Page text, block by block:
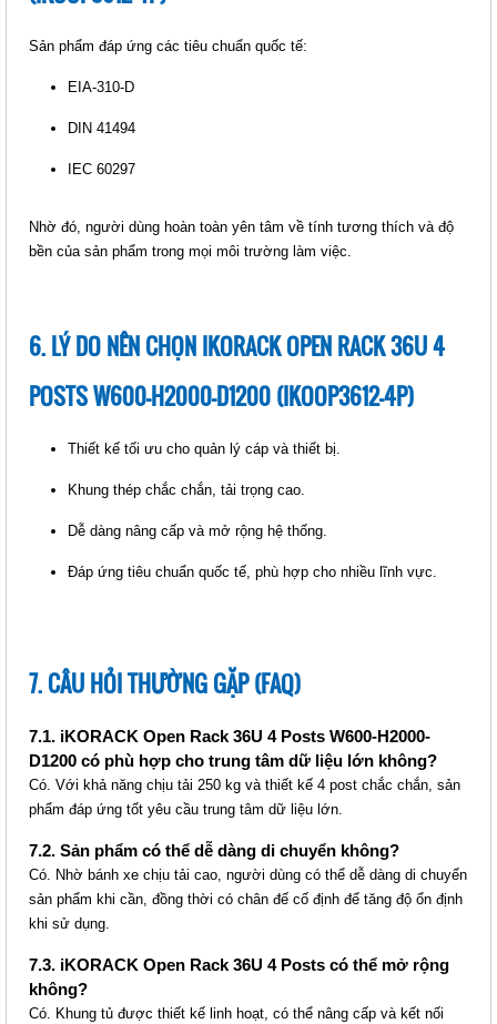
(IKOOP4212-4P)
Giá: Liên hệ
(IKOOP42-2P)
Giá: Liên hệ
IKORACK OPEN RACK 36U 4
POSTS, W600-H2000-D600
Mã sản phẩm: MT-iKOOP3606-4P
Sản phẩm đáp ứng các tiêu chuẩn quốc tế:
EIA-310-D
DIN 41494
IEC 60297
Nhờ đó, người dùng hoàn toàn yên tâm về tính tương thích và độ
bền của sản phẩm trong mọi môi trường làm việc.
6. LÝ DO NÊN CHỌN IKORACK OPEN RACK 36U 4
POSTS W600-H2000-D1200 (IKOOP3612-4P)
Thiết kế tối ưu cho quản lý cáp và thiết bị.
Khung thép chắc chắn, tải trọng cao.
Dễ dàng nâng cấp và mở rộng hệ thống.
Đáp ứng tiêu chuẩn quốc tế, phù hợp cho nhiều lĩnh vực.
7. CÂU HỎI THƯỜNG GẶP (FAQ)
7.1. iKORACK Open Rack 36U 4 Posts W600-H2000-
D1200 có phù hợp cho trung tâm dữ liệu lớn không?
Có. Với khả năng chịu tải 250 kg và thiết kế 4 post chắc chắn, sản
phẩm đáp ứng tốt yêu cầu trung tâm dữ liệu lớn.
7.2. Sản phẩm có thể dễ dàng di chuyển không?
Có. Nhờ bánh xe chịu tải cao, người dùng có thể dễ dàng di chuyển
sản phẩm khi cần, đồng thời có chân đế cố định để tăng độ ổn định
khi sử dụng.
7.3. iKORACK Open Rack 36U 4 Posts có thể mở rộng
không?
Có. Khung tủ được thiết kế linh hoạt, có thể nâng cấp và kết nối